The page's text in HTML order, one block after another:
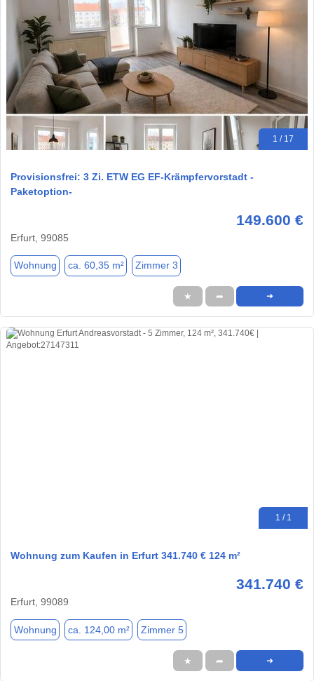
1 / 17
Provisionsfrei: 3 Zi. ETW EG EF-Krämpfervorstadt -
Paketoption-
149.600 €
Erfurt, 99085
Wohnung ca. 60,35 m² Zimmer 3
★ ➦ ➜
1 / 1
Wohnung zum Kaufen in Erfurt 341.740 € 124 m²
341.740 €
Erfurt, 99089
Wohnung ca. 124,00 m² Zimmer 5
★ ➦ ➜